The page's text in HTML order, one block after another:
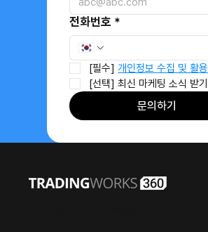
전화번호 *
[필수] 개인정보 수집 및 활용
[선택] 최신 마케팅 소식 받기
문의하기